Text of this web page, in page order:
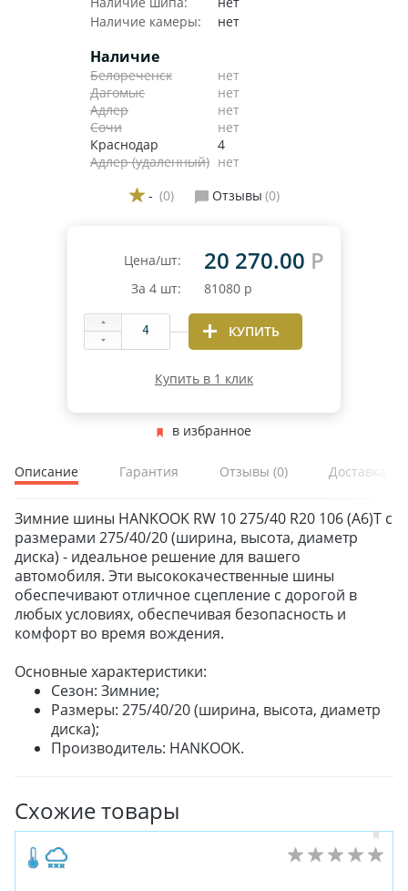
Наличие камеры:
нет
Наличие
Белореченск
нет
Дагомыс
нет
Адлер
нет
Сочи
нет
Краснодар
4
Адлер (удаленный) нет
- (0) Отзывы (0)
Цена/шт: 20 270.00 Р
За 4 шт: 81080 р
КУПИТЬ
Купить в 1 клик
в избранное
Описание Гарантия Отзывы (0) Доставка и
Зимние шины HANKOOK RW 10 275/40 R20 106 (A6)T с
размерами 275/40/20 (ширина, высота, диаметр
диска) - идеальное решение для вашего
автомобиля. Эти высококачественные шины
обеспечивают отличное сцепление с дорогой в
любых условиях, обеспечивая безопасность и
комфорт во время вождения.
Основные характеристики:
Сезон: Зимние;
Размеры: 275/40/20 (ширина, высота, диаметр
диска);
Производитель: HANKOOK.
Схожие товары